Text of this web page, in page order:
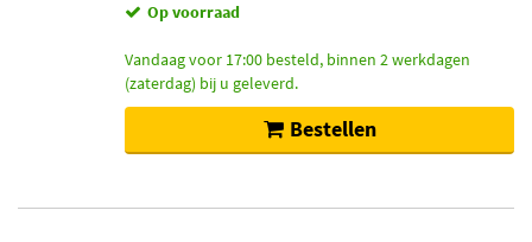
Op voorraad
Vandaag voor 17:00 besteld, binnen 2 werkdagen
(zaterdag) bij u geleverd.
Bestellen